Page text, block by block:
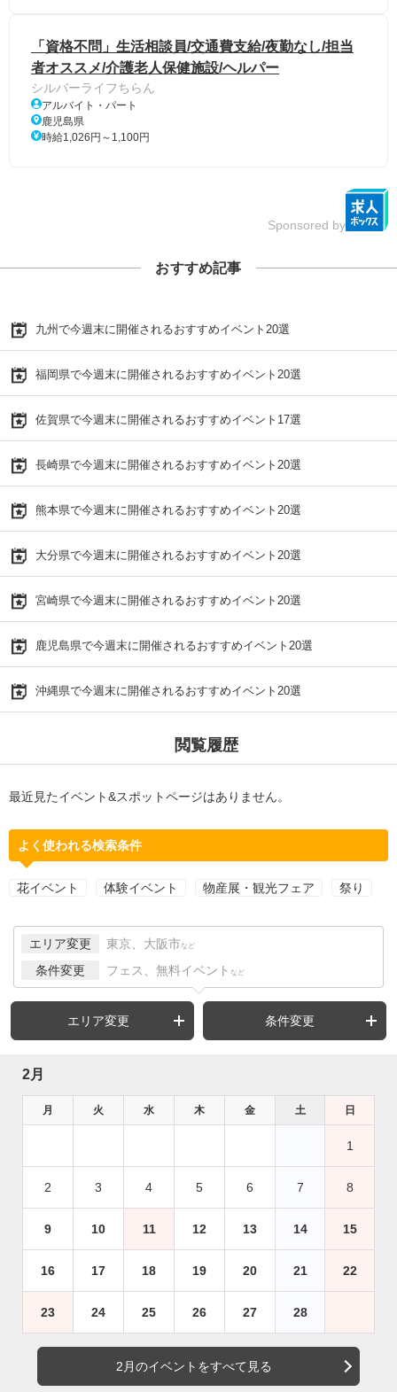
「資格不問」生活相談員/交通費支給/夜勤なし/担当
者オススメ/介護老人保健施設/ヘルパー
シルバーライフちらん
アルバイト・パート
鹿児島県
時給1,026円～1,100円
Sponsored by
おすすめ記事
九州で今週末に開催されるおすすめイベント20選
福岡県で今週末に開催されるおすすめイベント20選
佐賀県で今週末に開催されるおすすめイベント17選
長崎県で今週末に開催されるおすすめイベント20選
熊本県で今週末に開催されるおすすめイベント20選
大分県で今週末に開催されるおすすめイベント20選
宮崎県で今週末に開催されるおすすめイベント20選
鹿児島県で今週末に開催されるおすすめイベント20選
沖縄県で今週末に開催されるおすすめイベント20選
閲覧履歴
最近見たイベント&スポットページはありません。
よく使われる検索条件
花イベント 体験イベント 物産展・観光フェア 祭り
エリア変更 東京、大阪市 など
条件変更 フェス、無料イベント など
エリア変更 条件変更
2月
月 火 水 木 金 土 日
1
2 3 4 5 6 7 8
9 10 11 12 13 14 15
16 17 18 19 20 21 22
23 24 25 26 27 28
2月のイベントをすべて見る